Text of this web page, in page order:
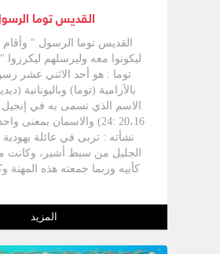
هاتور بينما تحتفل بتذكار نياحة
القديس توما
القديس توما الرسول "
توما : هو أحد الاثني عشر
بالآرامية (توما) وباليونانية
20،16 :24) والاسمان بمعنى
نشأته : تربى في عائلة
الجليل من سبط أشير، وكانت
كأبيه وربما جمعته هذه المهنة
اختارهم السيد المسيح ليكونوا
في المكان الثامن بعد
المزيد